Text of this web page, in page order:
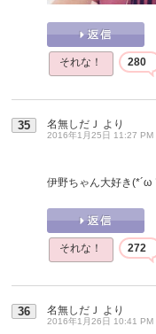
それな！ 280
35 名無しだＪ より
2016年1月25日 11:27 PM
伊野ちゃん大好き(*´ω
それな！ 272
36 名無しだＪ より
2016年1月26日 10:41 PM